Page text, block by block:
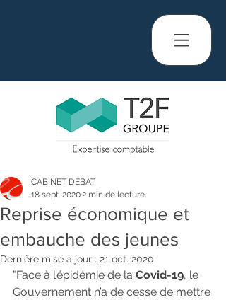
Reprise économique et
embauche des jeunes
CABINET DEBAT
18 sept. 20202 min de lecture
Dernière mise à jour : 21 oct. 2020
"Face à l’épidémie de la Covid-19, le
Gouvernement n’a de cesse de mettre